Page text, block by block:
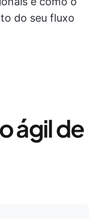
do seu fluxo
ágil de